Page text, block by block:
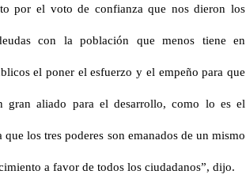
por el voto de confianza que nos dieron los
con la población que menos tiene en
el poner el esfuerzo y el empeño para que
gran aliado para el desarrollo, como lo es el
los tres poderes son emanados de un mismo
a favor de todos los ciudadanos”, dijo.